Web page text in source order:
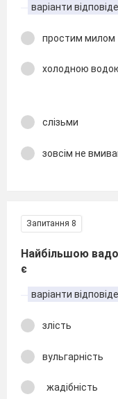
варіанти
простим милом
холодною
слізьми
зовсім не
Запитання 8
Найбільшою
є
варіанти
злість
вульгарність
жадібність